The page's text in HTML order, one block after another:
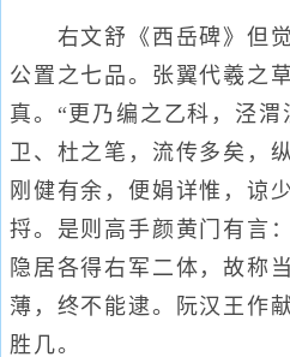
右文舒《西岳碑》但觉
公置之七品。张翼代羲之
真。“更乃编之乙科，泾
卫、杜之笔，流传多矣，
刚健有余，便娟详惟，谅
捋。是则高手颜黄门有言
隐居各得右军二体，故称
薄，终不能逮。阮汉王作
胜几。